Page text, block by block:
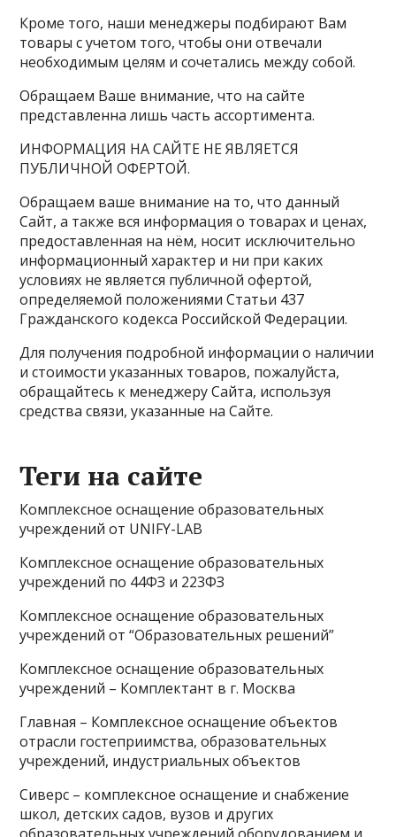
Кроме того, наши менеджеры подбирают Вам
товары с учетом того, чтобы они отвечали
необходимым целям и сочетались между собой.
Обращаем Ваше внимание, что на сайте
представленна лишь часть ассортимента.
ИНФОРМАЦИЯ НА САЙТЕ НЕ ЯВЛЯЕТСЯ
ПУБЛИЧНОЙ ОФЕРТОЙ.
Обращаем ваше внимание на то, что данный
Сайт, а также вся информация о товарах и ценах,
предоставленная на нём, носит исключительно
информационный характер и ни при каких
условиях не является публичной офертой,
определяемой положениями Статьи 437
Гражданского кодекса Российской Федерации.
Для получения подробной информации о наличии
и стоимости указанных товаров, пожалуйста,
обращайтесь к менеджеру Сайта, используя
средства связи, указанные на Сайте.
Теги на сайте
Комплексное оснащение образовательных
учреждений от UNIFY-LAB
Комплексное оснащение образовательных
учреждений по 44ФЗ и 223ФЗ
Комплексное оснащение образовательных
учреждений от “Образовательных решений”
Комплексное оснащение образовательных
учреждений – Комплектант в г. Москва
Главная – Комплексное оснащение объектов
отрасли гостеприимства, образовательных
учреждений, индустриальных объектов
Сиверс – комплексное оснащение и снабжение
школ, детских садов, вузов и других